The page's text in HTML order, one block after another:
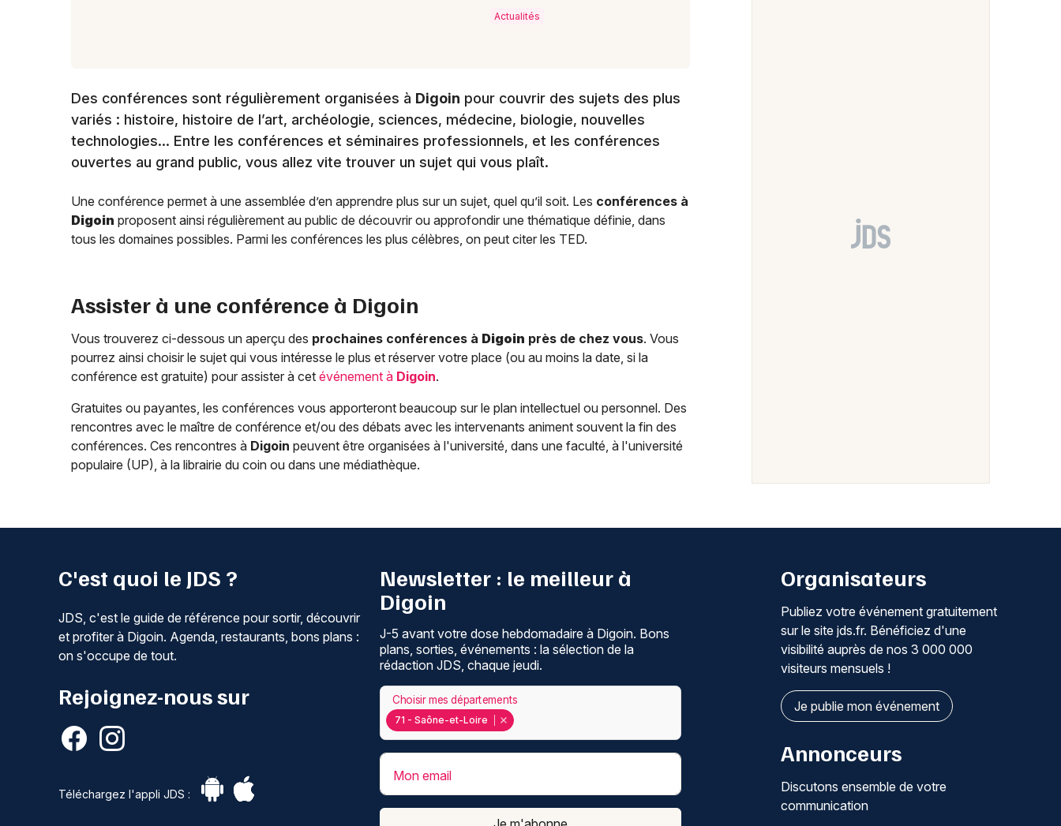
Actualités
Des conférences sont régulièrement organisées à Digoin pour couvrir des sujets des plus
variés : histoire, histoire de l’art, archéologie, sciences, médecine, biologie, nouvelles
technologies… Entre les conférences et séminaires professionnels, et les conférences
ouvertes au grand public, vous allez vite trouver un sujet qui vous plaît.
Une conférence permet à une assemblée d’en apprendre plus sur un sujet, quel qu’il soit. Les conférences à
Digoin proposent ainsi régulièrement au public de découvrir ou approfondir une thématique définie, dans
tous les domaines possibles. Parmi les conférences les plus célèbres, on peut citer les TED.
Assister à une conférence à Digoin
Vous trouverez ci-dessous un aperçu des prochaines conférences à Digoin près de chez vous. Vous
pourrez ainsi choisir le sujet qui vous intéresse le plus et réserver votre place (ou au moins la date, si la
conférence est gratuite) pour assister à cet événement à Digoin.
Gratuites ou payantes, les conférences vous apporteront beaucoup sur le plan intellectuel ou personnel. Des
rencontres avec le maître de conférence et/ou des débats avec les intervenants animent souvent la fin des
conférences. Ces rencontres à Digoin peuvent être organisées à l'université, dans une faculté, à l'université
populaire (UP), à la librairie du coin ou dans une médiathèque.
C'est quoi le JDS ?
JDS, c'est le guide de référence pour sortir, découvrir
et profiter à Digoin. Agenda, restaurants, bons plans :
on s'occupe de tout.
Rejoignez-nous sur
Téléchargez l'appli JDS :
Newsletter : le meilleur à
Digoin
J-5 avant votre dose hebdomadaire à Digoin. Bons
plans, sorties, événements : la sélection de la
rédaction JDS, chaque jeudi.
71 - Saône-et-Loire
Choisir mes départements
Mon email
Organisateurs
Publiez votre événement gratuitement
sur le site jds.fr. Bénéficiez d'une
visibilité auprès de nos 3 000 000
visiteurs mensuels !
Je publie mon événement
Annonceurs
Discutons ensemble de votre
communication